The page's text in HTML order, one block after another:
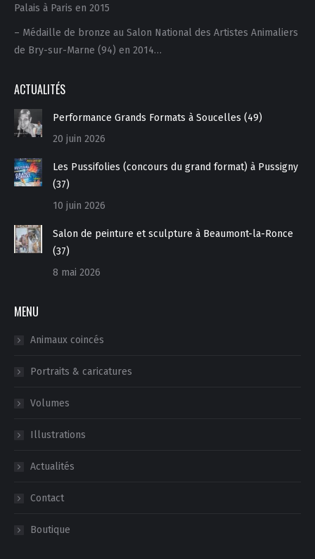
Palais à Paris en 2015
– Médaille de bronze au Salon National des Artistes Animaliers
de Bry-sur-Marne (94) en 2014…
ACTUALITÉS
Performance Grands Formats à Soucelles (49)
20 juin 2026
Les Pussifolies (concours du grand format) à Pussigny
(37)
10 juin 2026
Salon de peinture et sculpture à Beaumont-la-Ronce
(37)
8 mai 2026
MENU
Animaux coincés
Portraits & caricatures
Volumes
Illustrations
Actualités
Contact
Boutique